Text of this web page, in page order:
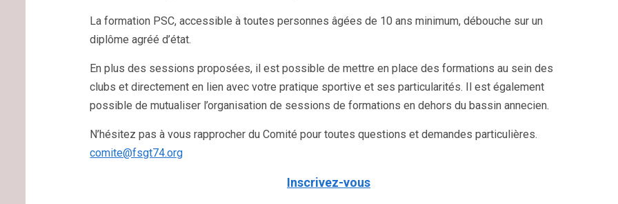
La formation PSC, accessible à toutes personnes âgées de 10 ans minimum, débouche sur un
diplôme agréé d’état.
En plus des sessions proposées, il est possible de mettre en place des formations au sein des
clubs et directement en lien avec votre pratique sportive et ses particularités. Il est également
possible de mutualiser l’organisation de sessions de formations en dehors du bassin annecien.
N’hésitez pas à vous rapprocher du Comité pour toutes questions et demandes particulières.
comite@fsgt74.org
Inscrivez-vous